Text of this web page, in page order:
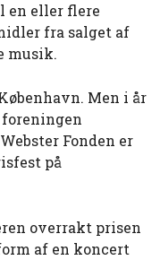
en eller flere
fra salget af
musik.
Men i år
Fonden er
på
overrakt prisen
af en koncert